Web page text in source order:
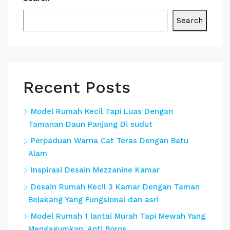
Search
Recent Posts
Model Rumah Kecil Tapi Luas Dengan
Tamanan Daun Panjang Di sudut
Perpaduan Warna Cat Teras Dengan Batu
Alam
Inspirasi Desain Mezzanine Kamar
Desain Rumah Kecil 3 Kamar Dengan Taman
Belakang Yang Fungsional dan asri
Model Rumah 1 lantai Murah Tapi Mewah Yang